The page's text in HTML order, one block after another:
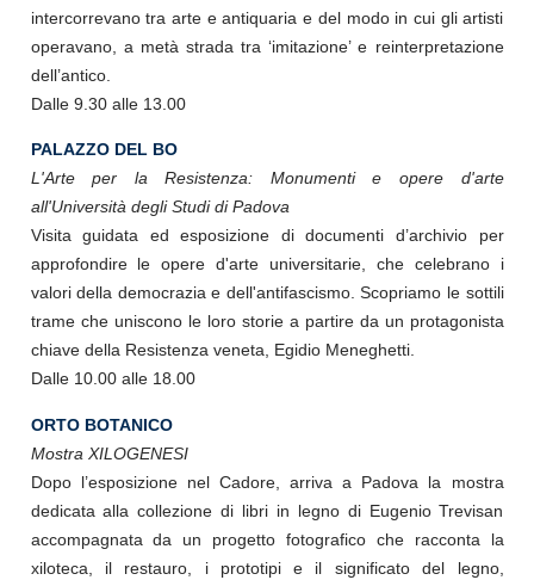
intercorrevano tra arte e antiquaria e del modo in cui gli artisti
operavano, a metà strada tra ‘imitazione’ e reinterpretazione
dell’antico.
Dalle 9.30 alle 13.00
PALAZZO DEL BO
L'Arte per la Resistenza: Monumenti e opere d'arte
all'Università degli Studi di Padova
Visita guidata ed esposizione di documenti d’archivio per
approfondire le opere d'arte universitarie, che celebrano i
valori della democrazia e dell'antifascismo. Scopriamo le sottili
trame che uniscono le loro storie a partire da un protagonista
chiave della Resistenza veneta, Egidio Meneghetti.
Dalle 10.00 alle 18.00
ORTO BOTANICO
Mostra XILOGENESI
Dopo l’esposizione nel Cadore, arriva a Padova la mostra
dedicata alla collezione di libri in legno di Eugenio Trevisan
accompagnata da un progetto fotografico che racconta la
xiloteca, il restauro, i prototipi e il significato del legno,